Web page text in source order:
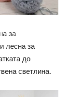
за
лесна за
до
светлина.